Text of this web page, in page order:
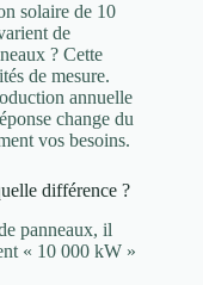
solaire de 10
de
? Cette
de mesure.
annuelle
change du
vos besoins.
différence ?
panneaux, il
« 10 000 kW »